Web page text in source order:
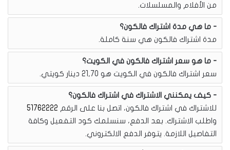
من الأفلام والمسلسلات.
ما هي مدة اشتراك فالكون؟
مدة اشتراك فالكون هي سنة كاملة.
ما هو سعر اشتراك فالكون في الكويت؟
سعر اشتراك فالكون في الكويت هو 21,70 دينار كويتي.
كيف يمكنني الاشتراك في اشتراك فالكون؟
للاشتراك في اشتراك فالكون، اتصل بنا على الرقم 51762222
واطلب الاشتراك. بعد الدفع، سنسلمك كود التفعيل وكافة
التفاصيل اللازمة. يتوفر الدفع الالكتروني.